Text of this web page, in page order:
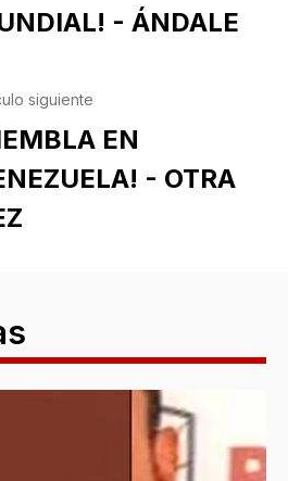
- ÁNDALE
siguiente
EN
- OTRA